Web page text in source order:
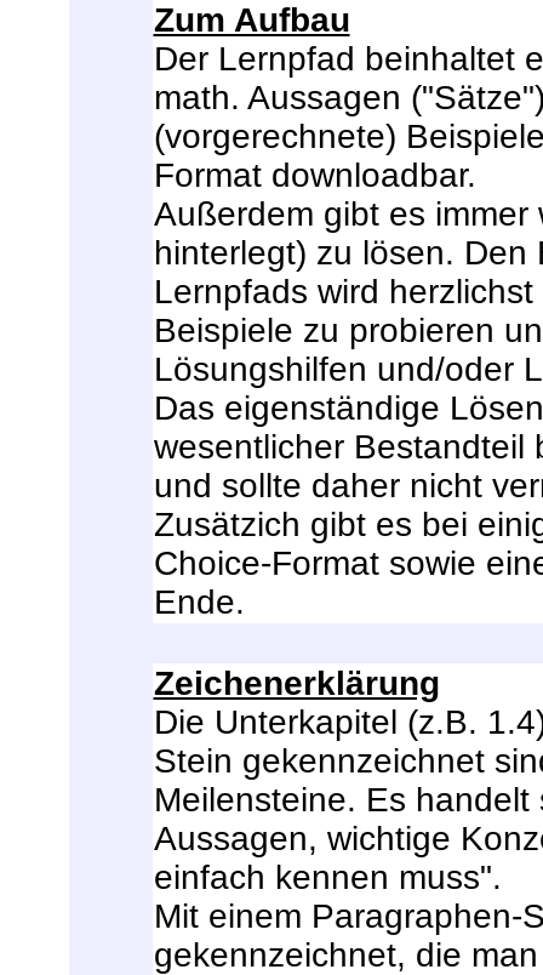
Zum Aufbau
Der Lernpfad beinhaltet
math. Aussagen
(vorgerechnete)
Format downloadbar.
Außerdem gibt es
hinterlegt) zu lösen.
Lernpfads wird
Beispiele zu probieren
Lösungshilfen und/oder
Das eigenständige
wesentlicher Bestandteil
und sollte daher nicht
Zusätzich gibt es bei
Choice-Format sowie
Ende.
Zeichenerklärung
Die Unterkapitel (z.B.
Stein gekennzeichnet
Meilensteine. Es
Aussagen, wichtige
einfach kennen muss".
Mit einem Paragraphen-
gekennzeichnet, die